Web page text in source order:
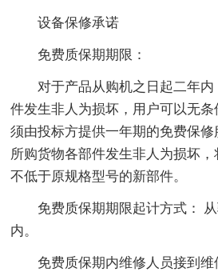
设备保修承诺
免费质保期期限：
对于产品从购机之日起二年
件发生非人为损坏，用户可以无
须由投标方提供一年期的免费保
所购货物各部件发生非人为损坏
不低于原规格型号的新部件。
免费质保期期限起计方式：
内。
免费质保期内维修人员接到维